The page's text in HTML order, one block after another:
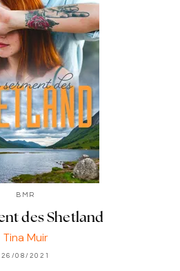
BMR
des Shetland
Tina Muir
26/08/2021